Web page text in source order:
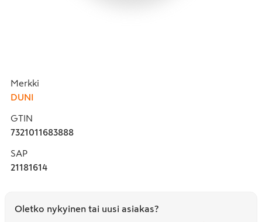
Merkki
DUNI
GTIN
7321011683888
SAP
21181614
Oletko nykyinen tai uusi asiakas?